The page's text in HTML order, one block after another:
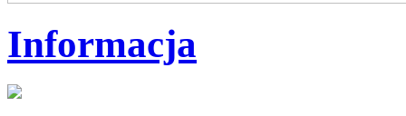
Informacja